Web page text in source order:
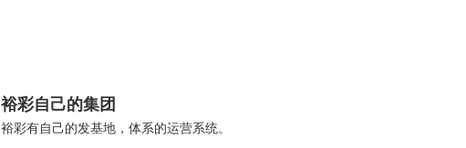
裕彩自己的集团
裕彩有自己的发基地，体系的运营系统。